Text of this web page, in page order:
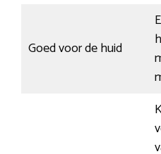
Goed voor de huid